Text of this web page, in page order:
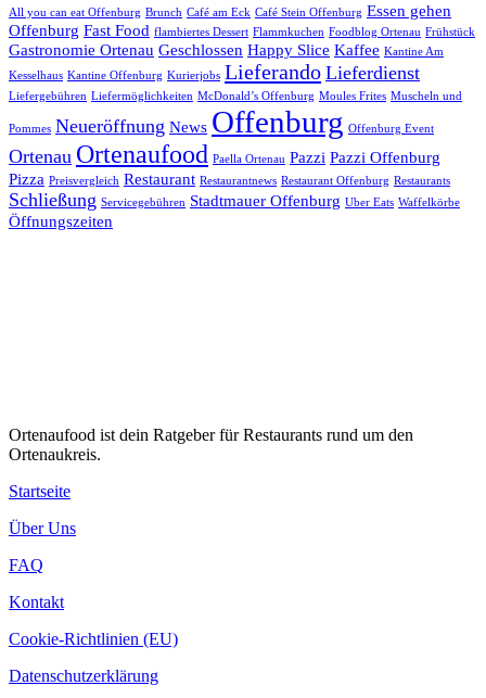
All you can eat Offenburg Brunch Café am Eck Café Stein Offenburg Essen gehen
Offenburg Fast Food flambiertes Dessert Flammkuchen Foodblog Ortenau Frühstück
Gastronomie Ortenau Geschlossen Happy Slice Kaffee Kantine Am
Kesselhaus Kantine Offenburg Kurierjobs Lieferando Lieferdienst
Liefergebühren Liefermöglichkeiten McDonald’s Offenburg Moules Frites Muscheln und
Pommes Neueröffnung News Offenburg Offenburg Event
Ortenau Ortenaufood Paella Ortenau Pazzi Pazzi Offenburg
Pizza Preisvergleich Restaurant Restaurantnews Restaurant Offenburg Restaurants
Schließung Servicegebühren Stadtmauer Offenburg Uber Eats Waffelkörbe
Öffnungszeiten
Ortenaufood ist dein Ratgeber für Restaurants rund um den
Ortenaukreis.
Startseite
Über Uns
FAQ
Kontakt
Cookie-Richtlinien (EU)
Datenschutzerklärung